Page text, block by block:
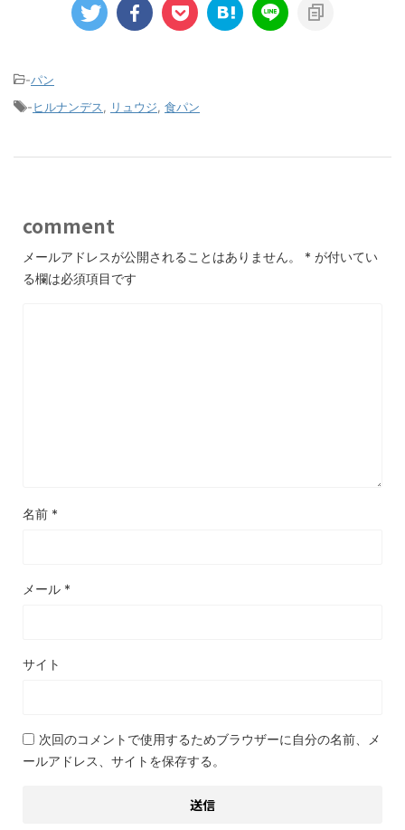
-パン
-ヒルナンデス リュウジ 食パン
comment
メールアドレスが公開されることはありません。 * が付いてい
る欄は必須項目です
名前 *
メール *
サイト
次回のコメントで使用するためブラウザーに自分の名前、メ
ールアドレス、サイトを保存する。